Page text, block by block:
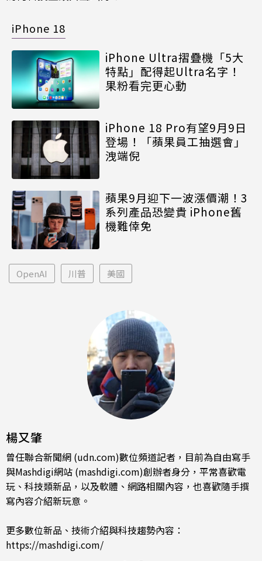
iPhone 18
iPhone Ultra摺疊機「5大
特點」配得起Ultra名字！
果粉看完更心動
iPhone 18 Pro有望9月9日
登場！「蘋果員工抽選會」
洩端倪
蘋果9月迎下一波漲價潮！3
系列產品恐變貴 iPhone舊
機難倖免
OpenAI 川普 美國
楊又肇
曾任聯合新聞網 (udn.com)數位頻道記者，目前為自由寫手
與Mashdigi網站 (mashdigi.com)創辦者身分，平常喜歡電
玩、科技類新品，以及軟體、網路相關內容，也喜歡隨手撰
寫內容介紹新玩意。
更多數位新品、技術介紹與科技趨勢內容：
https://mashdigi.com/